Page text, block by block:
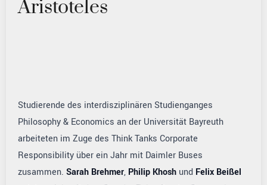
Aristoteles
Studierende des interdisziplinären Studienganges
Philosophy & Economics an der Universität Bayreuth
arbeiteten im Zuge des Think Tanks Corporate
Responsibility über ein Jahr mit Daimler Buses
zusammen. Sarah Brehmer, Philip Khosh und Felix Beißel